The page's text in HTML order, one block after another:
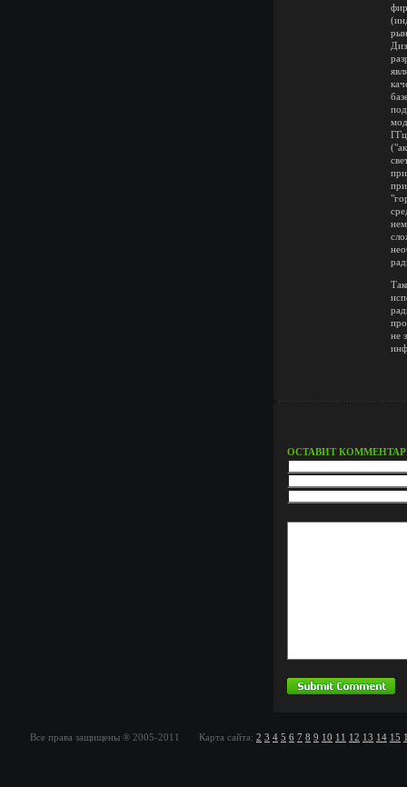
не
ОСТАВИТ
Все права защищены ® 2005-2011 Карта сайта: 2 3 4 5 6 7 8 9 10 11 12 13 14 15